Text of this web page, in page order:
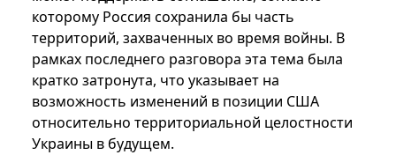
которому Россия сохранила бы часть
территорий, захваченных во время войны. В
рамках последнего разговора эта тема была
кратко затронута, что указывает на
возможность изменений в позиции США
относительно территориальной целостности
Украины в будущем.